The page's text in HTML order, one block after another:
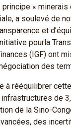
« minerais
a soulevé de
et
pourla
(IGF) ont
des
à rééquilibrer
de
de la Sino-
des